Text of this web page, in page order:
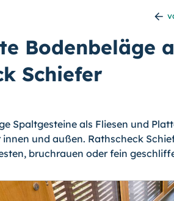
Bodenbeläge
Schiefer
Spaltgesteine als Fliesen und
und außen. Rathscheck
bruchrauen oder fein